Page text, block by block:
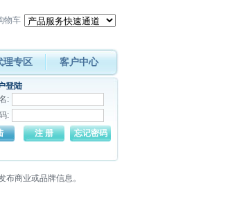
物车
理专区 客户中心
登陆
:
:
商业或品牌信息。